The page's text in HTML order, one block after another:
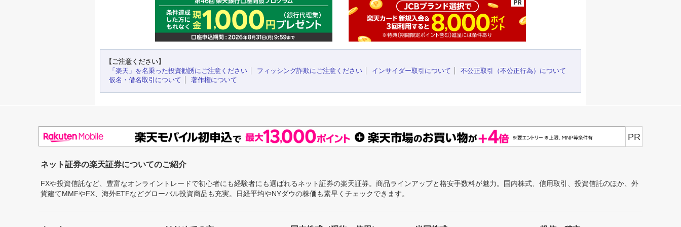
【ご注意ください】
「楽天」を名乗った投資勧誘にご注意ください
フィッシング詐欺にご注意ください インサイダー取引について
不公正取引（不公正行為）について
仮名・借名取引について
著作権について
PR
ネット証券の楽天証券についてのご紹介
FXや投資信託など、豊富なオンライントレードで初心者にも経験者にも選ばれるネット証券の楽天証券。商品ラインアップと格安手数料が魅力。国内株式、信用取引、投資信託のほか、外
貨建てMMFやFX、海外ETFなどグローバル投資商品も充実。日経平均やNYダウの株価も素早くチェックできます。